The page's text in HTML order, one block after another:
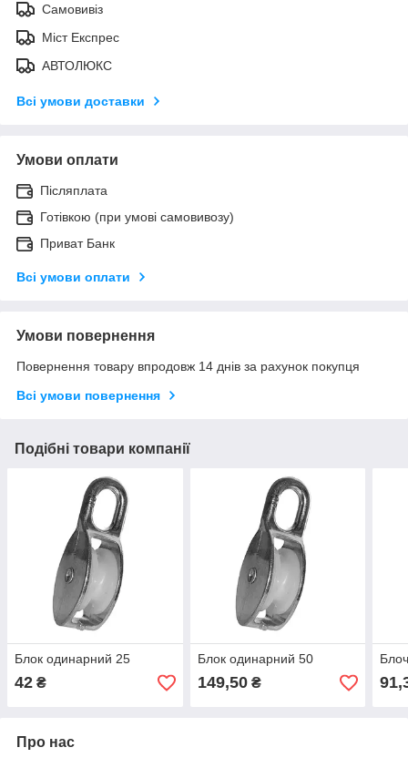
Самовивіз
Міст Експрес
АВТОЛЮКС
Всі умови доставки
Умови оплати
Післяплата
Готівкою (при умові самовивозу)
Приват Банк
Всі умови оплати
Умови повернення
Повернення товару впродовж 14 днів за рахунок покупця
Всі умови повернення
Подібні товари компанії
Блок одинарний 25
42 ₴
Блок одинарний 50
149,50₴
Про нас